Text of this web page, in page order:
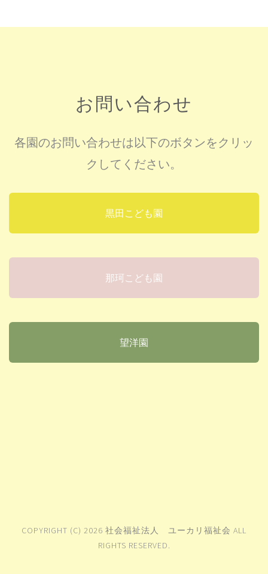
お問い合わせ
各園のお問い合わせは以下のボタンをクリッ
クしてください。
黒田こども園
那珂こども園
望洋園
COPYRIGHT (C) 2026 社会福祉法人 ユーカリ福祉会 ALL
RIGHTS RESERVED.